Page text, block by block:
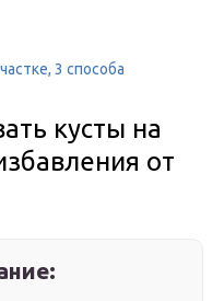
3 способа
кусты на
от